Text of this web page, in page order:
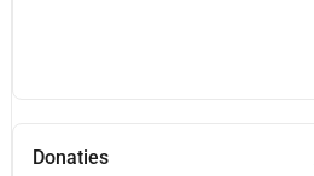
Donaties